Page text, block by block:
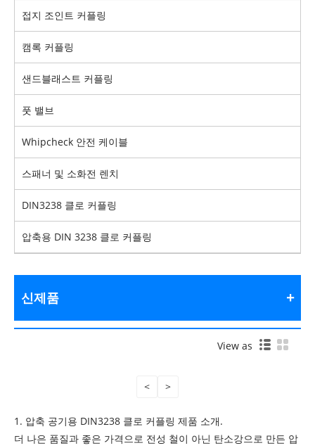
접지 조인트 커플링
캠록 커플링
샌드블래스트 커플링
풋 밸브
Whipcheck 안전 케이블
스패너 및 소화전 렌치
DIN3238 클로 커플링
압축용 DIN 3238 클로 커플링
신제품
View as
< >
1. 압축 공기용 DIN3238 클로 커플링 제품 소개.
더 나은 품질과 좋은 가격으로 전성 철이 아닌 탄소강으로 만든 압